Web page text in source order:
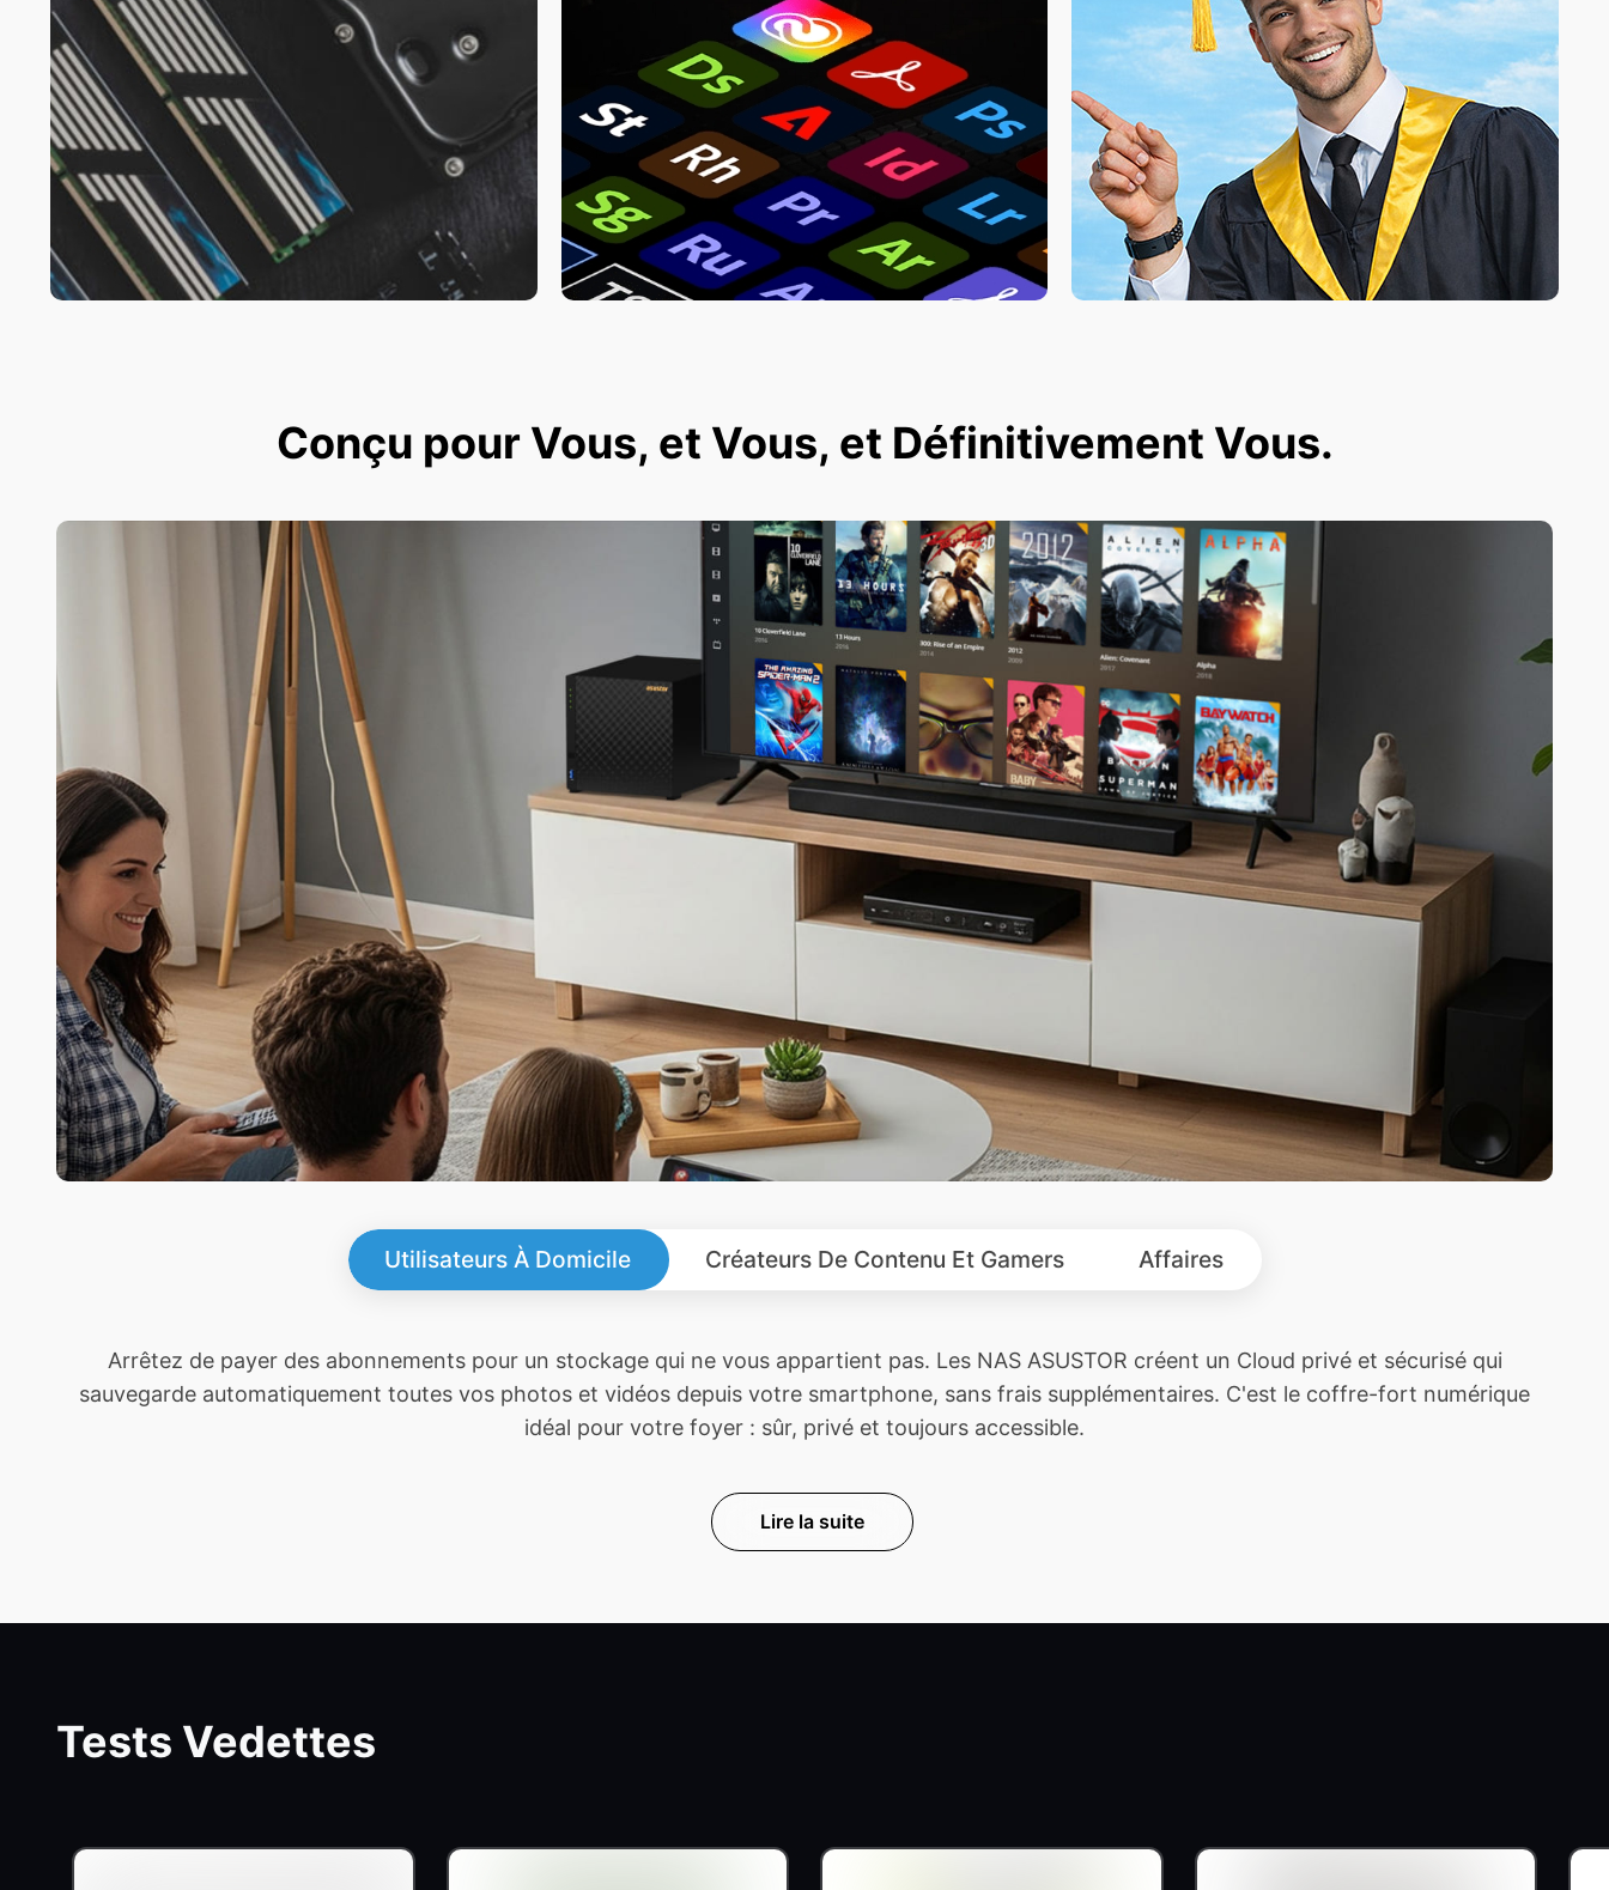
Conçu pour Vous, et Vous, et Définitivement Vous.
Utilisateurs À Domicile Créateurs De Contenu Et Gamers Affaires
Arrêtez de payer des abonnements pour un stockage qui ne vous appartient pas. Les NAS ASUSTOR créent un Cloud privé et sécurisé qui
sauvegarde automatiquement toutes vos photos et vidéos depuis votre smartphone, sans frais supplémentaires. C'est le coffre-fort numérique
idéal pour votre foyer : sûr, privé et toujours accessible.
Lire la suite
Tests Vedettes